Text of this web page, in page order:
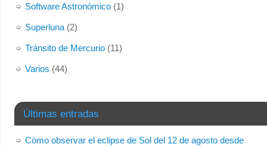
Software Astronómico(1)
Superluna(2)
Tránsito de Mercurio(11)
Varios (44)
Últimas entradas
Cómo observar el eclipse de Sol del 12 de agosto desde